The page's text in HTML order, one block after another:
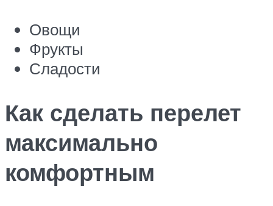
Овощи
Фрукты
Сладости
Как сделать перелет
максимально
комфортным